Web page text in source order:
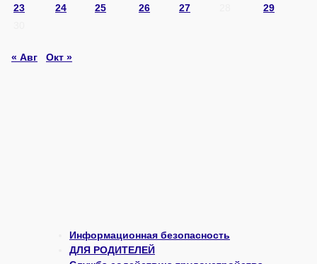
23 24 25 26 27
29
« Авг Окт »
Информационная безопасность
ДЛЯ РОДИТЕЛЕЙ